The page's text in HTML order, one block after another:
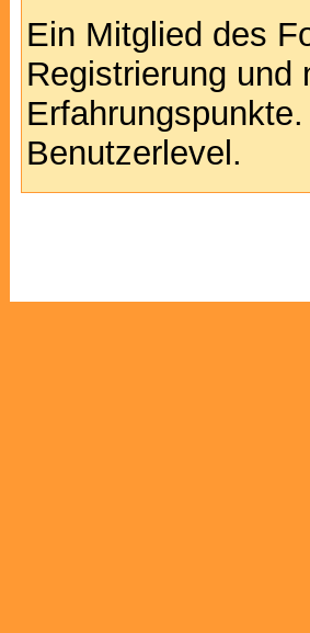
Ein Mitglied des
Registrierung und
Benutzerlevel.